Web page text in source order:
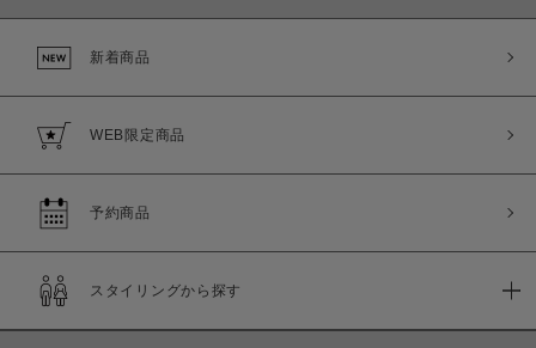
新着商品
WEB限定商品
予約商品
スタイリングから探す